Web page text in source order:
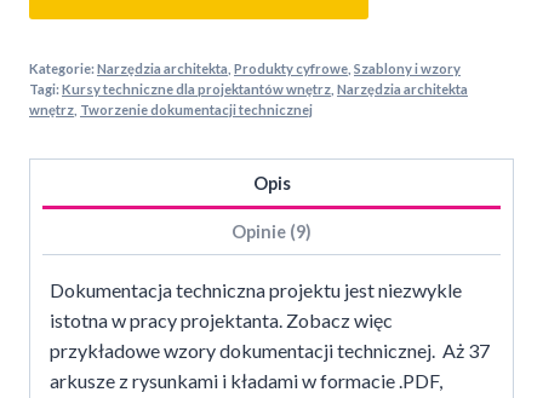
technicznej
Kategorie:Narzędzia architekta Produkty cyfrowe Szablony i wzory
Tagi:Kursy techniczne dla projektantów wnętrz Narzędzia architekta
wnętrz Tworzenie dokumentacji technicznej
Opis
Opinie (9)
Dokumentacja techniczna projektu jest niezwykle
istotna w pracy projektanta. Zobacz więc
przykładowe wzory dokumentacji technicznej. Aż 37
arkusze z rysunkami i kładami w formacie .PDF,